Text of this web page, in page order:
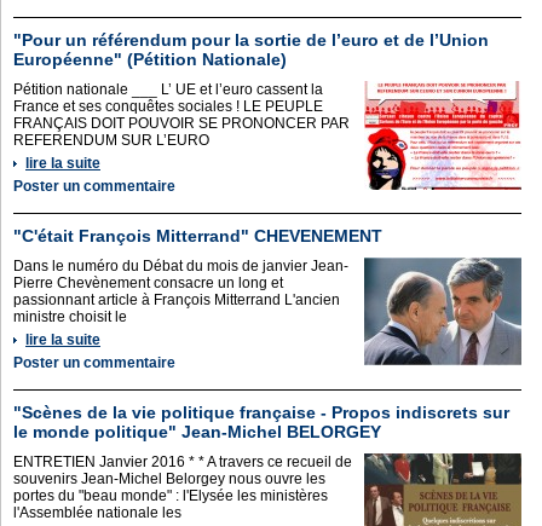
"Pour un référendum pour la sortie de l’euro et de l’Union
Européenne" (Pétition Nationale)
Pétition nationale ___ L’ UE et l’euro cassent la
France et ses conquêtes sociales ! LE PEUPLE
FRANÇAIS DOIT POUVOIR SE PRONONCER PAR
REFERENDUM SUR L’EURO
lire la suite
Poster un commentaire
"C'était François Mitterrand" CHEVENEMENT
Dans le numéro du Débat du mois de janvier Jean-
Pierre Chevènement consacre un long et
passionnant article à François Mitterrand L'ancien
ministre choisit le
lire la suite
Poster un commentaire
"Scènes de la vie politique française - Propos indiscrets sur
le monde politique" Jean-Michel BELORGEY
ENTRETIEN Janvier 2016 * * A travers ce recueil de
souvenirs Jean-Michel Belorgey nous ouvre les
portes du "beau monde" : l'Elysée les ministères
l'Assemblée nationale les